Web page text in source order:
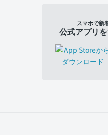
スマホで新
公式アプリ